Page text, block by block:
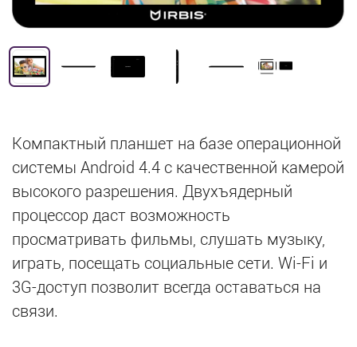
Компактный планшет на базе операционной
системы Android 4.4 с качественной камерой
высокого разрешения. Двухъядерный
процессор даст возможность
просматривать фильмы, слушать музыку,
играть, посещать социальные сети. Wi-Fi и
3G-доступ позволит всегда оставаться на
связи.